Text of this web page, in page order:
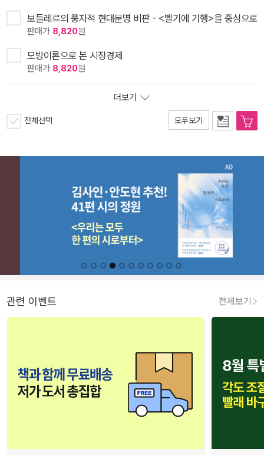
보들레르의 풍자적 현대문명 비판 - <벨기에 기행>을 중심으로
판매가 8,820원
모방이론으로 본 시장경제
판매가 8,820원
더보기
전체선택 모두보기
관련 이벤트 전체보기